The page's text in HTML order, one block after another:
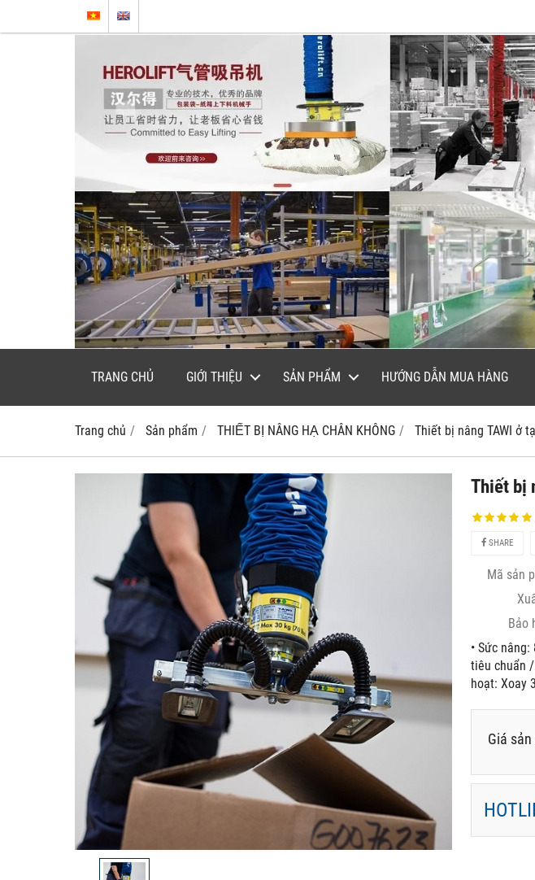
TRANG CHỦ GIỚI THIỆU SẢN PHẨM HƯỚNG DẪN MUA HÀNG
Trang chủ Sản phẩm THIẾT BỊ NÂNG HẠ CHÂN KHÔNG Thiết bị nâng TAWI ở
Thiết bị
SHARE
Mã sản
Bảo
• Sức
tiêu chuẩn
hoạt: Xoay
Giá